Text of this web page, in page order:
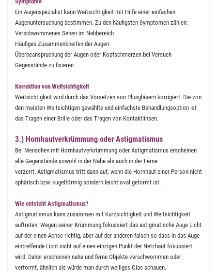
Ein Augenspezialist kann Weitsichtigkeit mit Hilfe einer einfachen
Augenuntersuchung bestimmen. Zu den häufigsten Symptomen zählen:
Verschwommenes Sehen im Nahbereich
Häufiges Zusammenkneifen der Augen
Überbeanspruchung der Augen oder Kopfschmerzen bei Versuch
Gegenstände zu fixieren
Korrektion von Weitsichtigkeit
Weitsichtigkeit wird durch das Vorsetzen von Plusgläsern korrigiert. Die von
den meisten Weitsichtigen gewählte und einfachste Behandlungsoption ist
das Tragen einer Brille oder das Tragen von Kontaktlinsen.
3.) Hornhautverkrümmung oder Astigmatismus
Bei Menschen mit Hornhautverkrümmung oder Astigmatismus erscheinen
alle Gegenstände sowohl in der Nähe als auch in der Ferne
verzerrt. Astigmatismus tritt dann auf, wenn die Hornhaut einer Person nicht
sphärisch bzw. kugelförmig sondern leicht oval geformt ist.
Wie entsteht Astigmatismus?
Astigmatismus kann zusammen mit Kurzsichtigkeit und Weitsichtigkeit
auftreten. Wegen seiner Krümmung fokussiert das astigmatische Auge Licht
auf der einen Achse richtig, aber auf der anderen falsch so dass in das Auge
eintreffende Licht nicht auf einen einzigen Punkt der Netzhaut fokussiert
wird. Daher erscheinen nahe und ferne Objekte verschwommen oder
verformt, ähnlich als würde man durch welliges Glas schauen.